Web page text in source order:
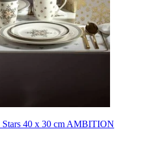
Stars 40 x 30 cm AMBITION